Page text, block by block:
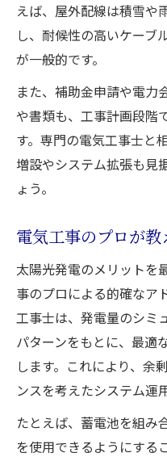
えば、屋外配線は積雪や
し、耐候性の高いケーブ
が一般的です。
また、補助金申請や電力
や書類も、工事計画段階
す。専門の電気工事士と
増設やシステム拡張も見
ょう。
電気工事のプロが
太陽光発電のメリットを
事のプロによる的確なア
工事士は、発電量のシミ
パターンをもとに、最適
します。これにより、余
ンスを考えたシステム運
たとえば、蓄電池を組み
を使用できるようにする